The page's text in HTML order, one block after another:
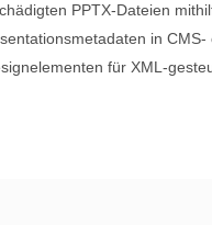
PPTX-Dateien
in CMS-
für XML-